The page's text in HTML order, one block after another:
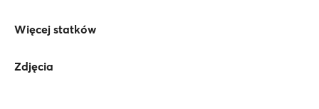
Więcej statków
Zdjęcia